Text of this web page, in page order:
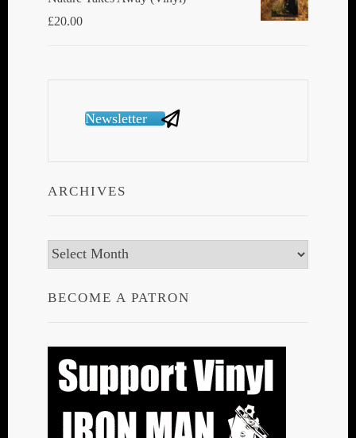
£20.00
Newsletter
ARCHIVES
Archives
BECOME A PATRON